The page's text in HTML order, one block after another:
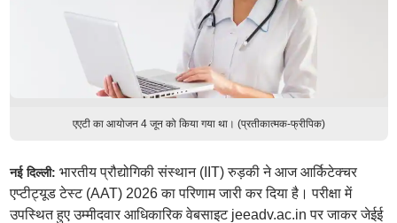
एएटी का आयोजन 4 जून को किया गया था। (प्रतीकात्मक-फ्रीपिक)
नई दिल्ली: भारतीय प्रौद्योगिकी संस्थान (IIT) रुड़की ने आज आर्किटेक्चर
एप्टीट्यूड टेस्ट (AAT) 2026 का परिणाम जारी कर दिया है। परीक्षा में
उपस्थित हुए उम्मीदवार आधिकारिक वेबसाइट jeeadv.ac.in पर जाकर जेईई